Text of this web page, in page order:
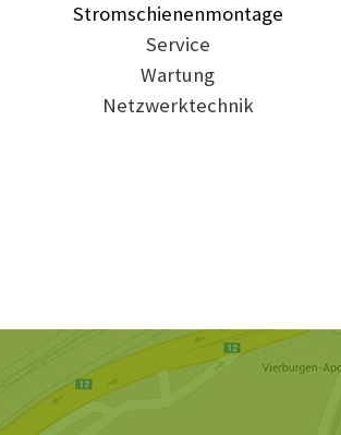
Stromschienenmontage
Service
Wartung
Netzwerktechnik